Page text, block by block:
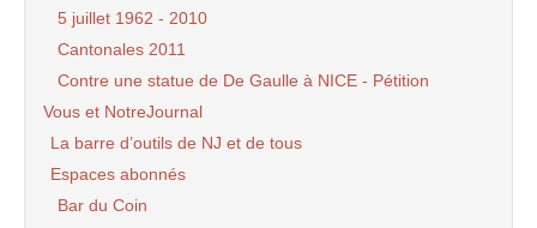
5 juillet 1962 - 2010
Cantonales 2011
Contre une statue de De Gaulle à NICE - Pétition
Vous et NotreJournal
La barre d’outils de NJ et de tous
Espaces abonnés
Bar du Coin